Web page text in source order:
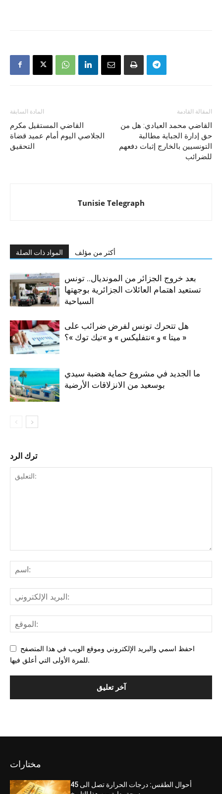
المادة السابقة
القاضي المستقيل مكرم
الجلاصي اليوم أمام عميد قضاة
التحقيق
المقالة القادمة
القاضي محمد العيادي: هل من
حق إدارة الجباية مطالبة
التونسيين بالخارج إثبات دفعهم
للضرائب
Tunisie Telegraph
المواد ذات الصلة أكثر من مؤلف
بعد خروج الجزائر من المونديال.. تونس
تستعيد اهتمام العائلات الجزائرية بوجهتها
السياحية
هل تتحرك تونس لفرض ضرائب على
« ميتا » و »نتفليكس » و »تيك توك »؟
ما الجديد في مشروع حماية هضبة سيدي
بوسعيد من الانزلاقات الأرضية
ترك الرد
احفظ اسمي والبريد الإلكتروني وموقع الويب في هذا المتصفح
للمرة الأولى التي أعلق فيها.
مختارات
أحوال الطقس: درجات الحرارة تصل الى 45